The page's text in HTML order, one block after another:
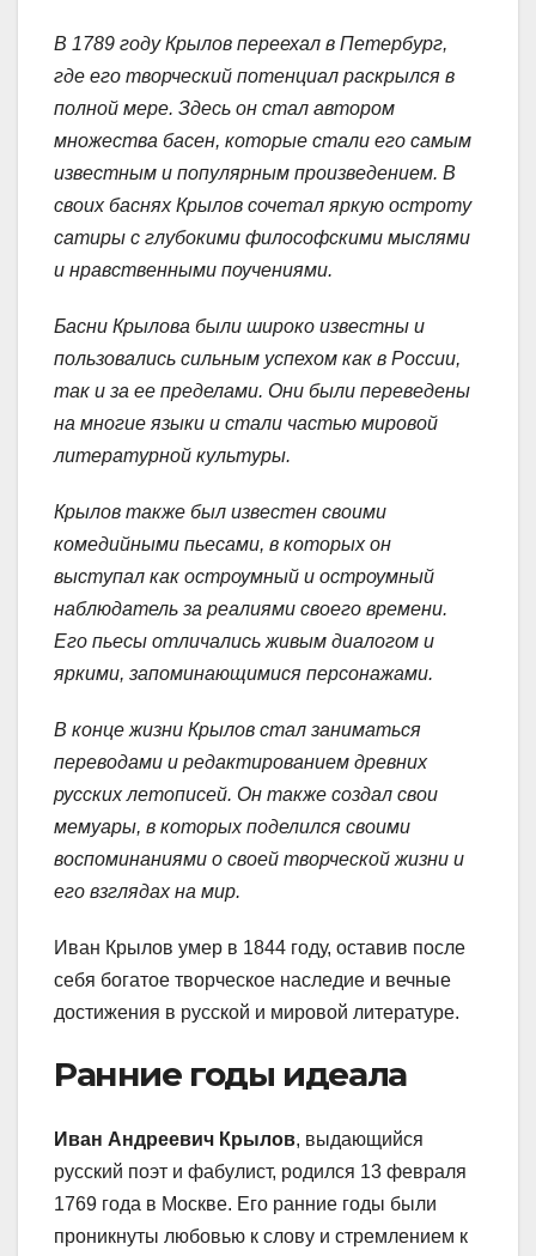
В 1789 году Крылов переехал в Петербург,
где его творческий потенциал раскрылся в
полной мере. Здесь он стал автором
множества басен, которые стали его самым
известным и популярным произведением. В
своих баснях Крылов сочетал яркую остроту
сатиры с глубокими философскими мыслями
и нравственными поучениями.
Басни Крылова были широко известны и
пользовались сильным успехом как в России,
так и за ее пределами. Они были переведены
на многие языки и стали частью мировой
литературной культуры.
Крылов также был известен своими
комедийными пьесами, в которых он
выступал как остроумный и остроумный
наблюдатель за реалиями своего времени.
Его пьесы отличались живым диалогом и
яркими, запоминающимися персонажами.
В конце жизни Крылов стал заниматься
переводами и редактированием древних
русских летописей. Он также создал свои
мемуары, в которых поделился своими
воспоминаниями о своей творческой жизни и
его взглядах на мир.
Иван Крылов умер в 1844 году, оставив после
себя богатое творческое наследие и вечные
достижения в русской и мировой литературе.
Ранние годы идеала
Иван Андреевич Крылов, выдающийся
русский поэт и фабулист, родился 13 февраля
1769 года в Москве. Его ранние годы были
проникнуты любовью к слову и стремлением к